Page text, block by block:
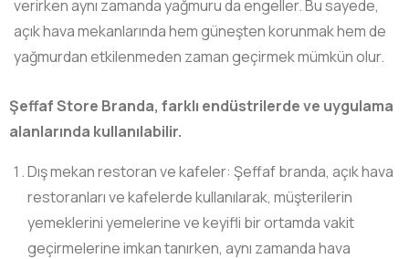
verirken aynı zamanda yağmuru da engeller. Bu sayede,
açık hava mekanlarında hem güneşten korunmak hem de
yağmurdan etkilenmeden zaman geçirmek mümkün olur.
Şeffaf Store Branda, farklı endüstrilerde ve uygulama
alanlarında kullanılabilir.
Dış mekan restoran ve kafeler: Şeffaf branda, açık hava
restoranları ve kafelerde kullanılarak, müşterilerin
yemeklerini yemelerine ve keyifli bir ortamda vakit
geçirmelerine imkan tanırken, aynı zamanda hava